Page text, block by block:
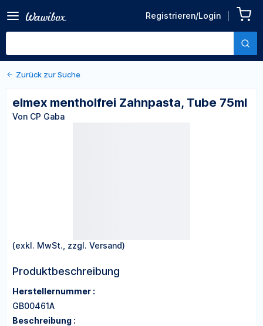
Registrieren/Login
Zahnpasta, Tube 75ml
Von CP Gaba
Zurück zu den Produktdetails
Zurück zur Suche
elmex mentholfrei Zahnpasta, Tube 75ml
Von CP Gaba
(exkl. MwSt., zzgl. Versand)
Produktbeschreibung
Herstellernummer :
GB00461A
Beschreibung :